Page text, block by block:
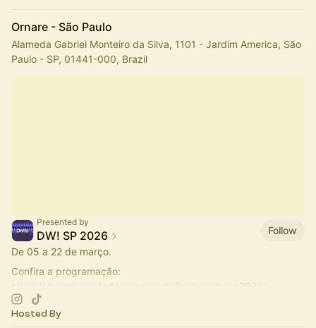
Ornare - São Paulo
Alameda Gabriel Monteiro da Silva, 1101 - Jardim America, São
Paulo - SP, 01441-000, Brazil
Presented by
DW! SP 2026
Follow
De 05 a 22 de março.
Confira a programação:
https://dwsemanadedesign.com.br/festival/dwsp2026/
Tudo sobre o Fashion Hub DW!:
https://dwsemanadedesign.com.br/blog/fashion-hub-d…
Hosted By